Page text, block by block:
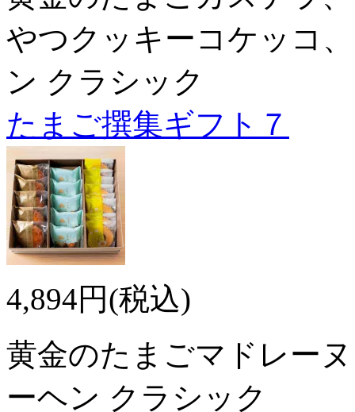
やつクッキーコケッコ
ン クラシック
たまご撰集ギフト７
4,894円(税込)
黄金のたまごマドレー
ーヘン クラシック